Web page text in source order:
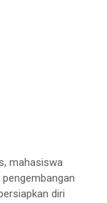
mahasiswa
diri